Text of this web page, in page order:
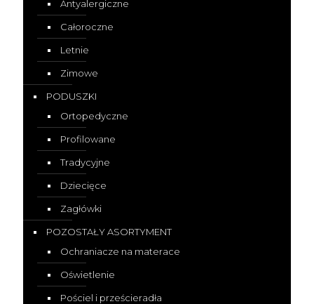
Antyalergiczne
Całoroczne
Letnie
Zimowe
PODUSZKI
Ortopedyczne
Profilowane
Tradycyjne
Dziecięce
Zagłówki
POZOSTAŁY ASORTYMENT
Ochraniacze na materace
Oświetlenie
Pościel i prześcieradła